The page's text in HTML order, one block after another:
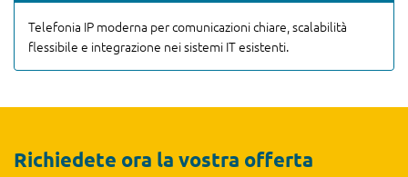
Telefonia IP moderna per comunicazioni chiare, scalabilità
flessibile e integrazione nei sistemi IT esistenti.
Richiedete ora la vostra offerta